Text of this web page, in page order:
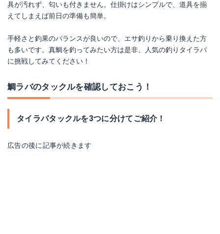
具が汚れず、匂いも付きません。仕掛けはシンプルで、道具を揃
えてしまえば前日の準備も簡単。
手軽さと釣果のバランスが良いので、エサ釣りから乗り換えた方
も多いです。真鯛を釣ってみたい方は是非、人気の釣りタイラバ
に挑戦してみてください！
鯛ラバのタックルを確認しておこう！
タイラバタックルを3つに分けてご紹介！
広告の後に記事が続きます